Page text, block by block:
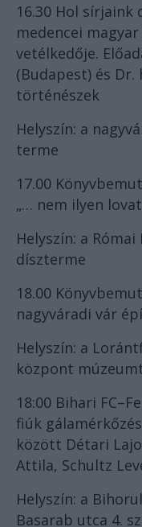
16.30 Hol
medencei
vetélkedője.
(Budapest) és Dr.
történészek
Helyszín: a
terme
17.00
„… nem ilyen
Helyszín: a
díszterme
18.00
nagyváradi vár
Helyszín: a
központ
18:00 Bihari
fiúk
között Détari
Attila, Schultz
Helyszín: a
Basarab utca 4.